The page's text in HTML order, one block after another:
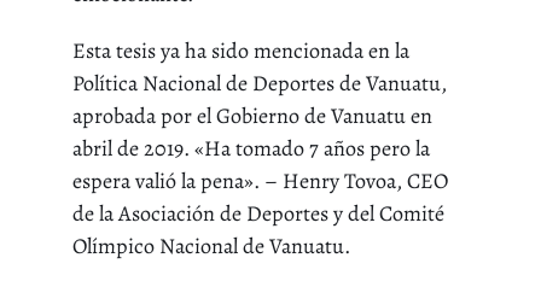
Esta tesis ya ha sido mencionada en la
Política Nacional de Deportes de Vanuatu,
aprobada por el Gobierno de Vanuatu en
abril de 2019. «Ha tomado 7 años pero la
espera valió la pena». – Henry Tovoa, CEO
de la Asociación de Deportes y del Comité
Olímpico Nacional de Vanuatu.